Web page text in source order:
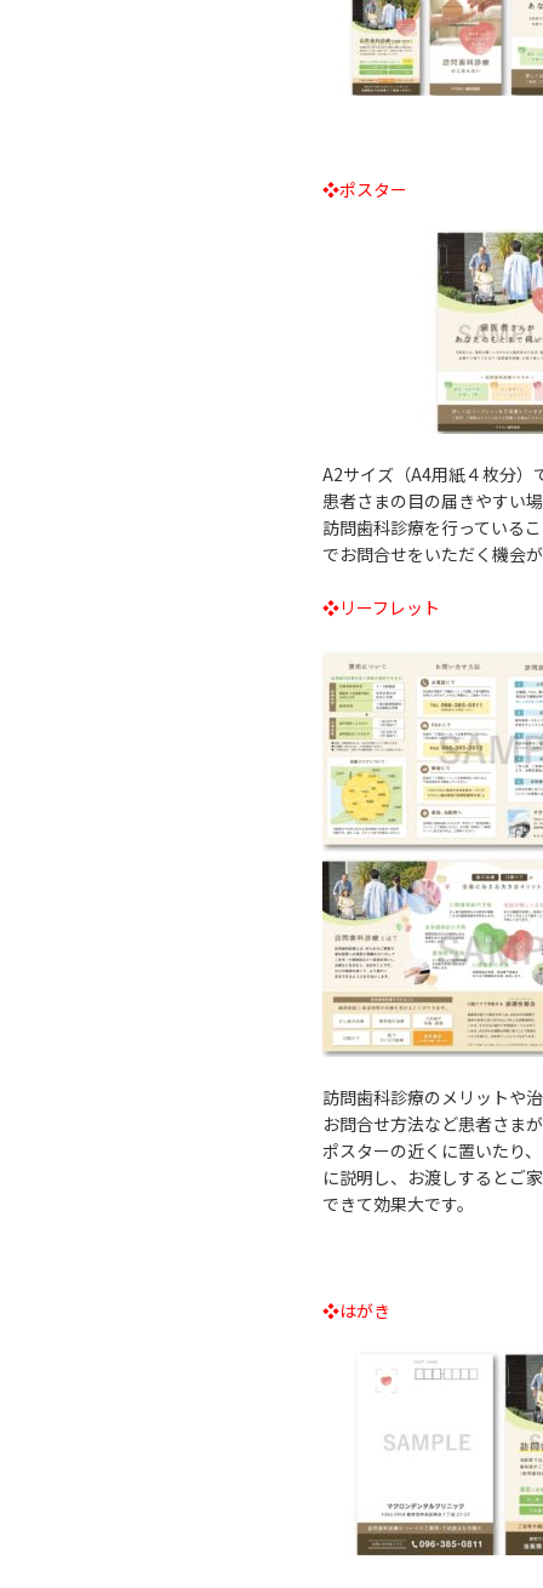
❖ポスター
A2サイズ（A4用紙４枚分）
患者さまの目の届きやすい
訪問歯科診療を行っている
でお問合せをいただく機会
❖リーフレット
訪問歯科診療のメリットや
お問合せ方法など患者さま
ポスターの近くに置いたり
に説明し、お渡しするとご
できて効果大です。
❖はがき